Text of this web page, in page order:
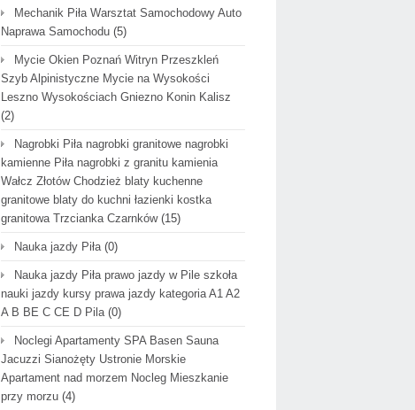
Mechanik Piła Warsztat Samochodowy Auto
Naprawa Samochodu (5)
Mycie Okien Poznań Witryn Przeszkleń
Szyb Alpinistyczne Mycie na Wysokości
Leszno Wysokościach Gniezno Konin Kalisz
(2)
Nagrobki Piła nagrobki granitowe nagrobki
kamienne Piła nagrobki z granitu kamienia
Wałcz Złotów Chodzież blaty kuchenne
granitowe blaty do kuchni łazienki kostka
granitowa Trzcianka Czarnków(15)
Nauka jazdy Piła(0)
Nauka jazdy Piła prawo jazdy w Pile szkoła
nauki jazdy kursy prawa jazdy kategoria A1 A2
A B BE C CE D Pila(0)
Noclegi Apartamenty SPA Basen Sauna
Jacuzzi Sianożęty Ustronie Morskie
Apartament nad morzem Nocleg Mieszkanie
przy morzu (4)